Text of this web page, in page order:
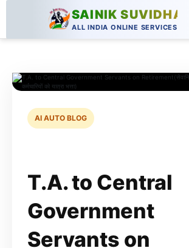
SAINIK SUVIDHA
ALL INDIA ONLINE SERVICES
AI AUTO BLOG
T.A. to Central
Government
Servants on